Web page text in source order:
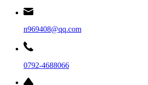
n969408@qq.com
0792-4688066